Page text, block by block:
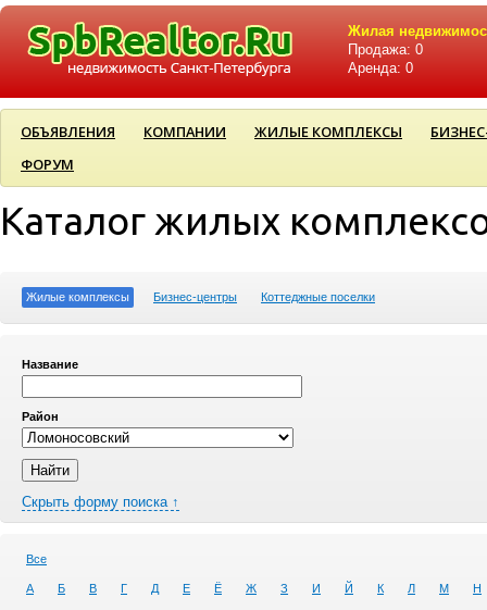
Жилая
Продажа: 0
Аренда: 0
ОБЪЯВЛЕНИЯ КОМПАНИИ ЖИЛЫЕ КОМПЛЕКСЫ
ФОРУМ
Каталог жилых
Жилые комплексы Бизнес-центры Коттеджные поселки
Название
Район
Скрыть форму поиска ↑
Все
А Б В Г Д Е Ё Ж З И Й К Л М Н